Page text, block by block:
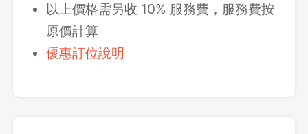
以上價格需另收 10% 服務費，服務費按
原價計算
優惠訂位說明